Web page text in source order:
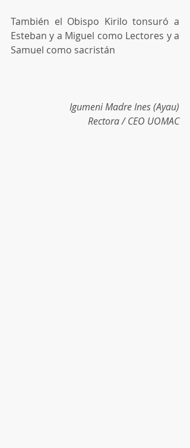
También el Obispo Kirilo tonsuró a
Esteban y a Miguel como Lectores y a
Samuel como sacristán
Igumeni Madre Ines (Ayau)
Rectora / CEO UOMAC